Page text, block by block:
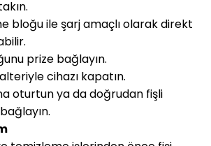
bloğu ile şarj amaçlı olarak direkt
prize bağlayın.
cihazı kapatın.
oturtun ya da doğrudan fişli